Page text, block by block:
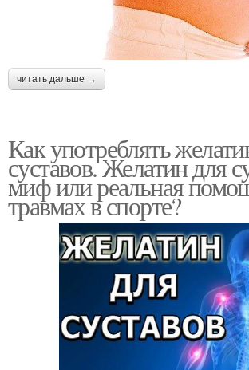
читать дальше →
Как употреблять
суставов. Желатин для
миф или реальная
травмах в спорте?